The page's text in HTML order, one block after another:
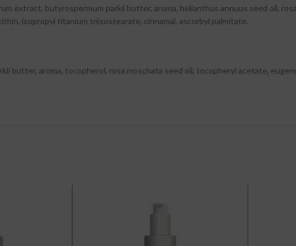
extract, butyrospermum parkii butter, aroma, helianthus annuus seed oil,
isopropyl titanium triisostearate, cinnamal, ascorbyl palmitate.
butter, aroma, tocopherol, rosa moschata seed oil, tocopheryl acetate,